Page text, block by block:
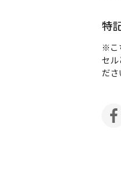
特
※こ
セル
ださ